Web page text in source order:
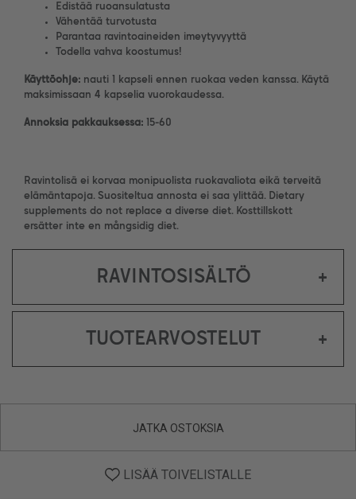
Edistää ruoansulatusta
Vähentää turvotusta
Parantaa ravintoaineiden imeytyvyyttä
Todella vahva koostumus!
Käyttöohje: nauti 1 kapseli ennen ruokaa veden kanssa. Käytä
maksimissaan 4 kapselia vuorokaudessa.
Annoksia pakkauksessa: 15-60
Ravintolisä ei korvaa monipuolista ruokavaliota eikä terveitä
elämäntapoja. Suositeltua annosta ei saa ylittää. Dietary
supplements do not replace a diverse diet. Kosttillskott
ersätter inte en mångsidig diet.
RAVINTOSISÄLTÖ +
TUOTEARVOSTELUT +
JATKA OSTOKSIA
LISÄÄ TOIVELISTALLE